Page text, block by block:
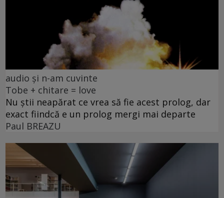
audio și n-am cuvinte
Tobe + chitare = love
Nu știi neapărat ce vrea să fie acest prolog, dar
exact fiindcă e un prolog mergi mai departe
Paul BREAZU